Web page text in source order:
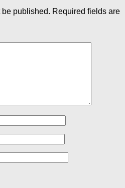
published. Required fields are